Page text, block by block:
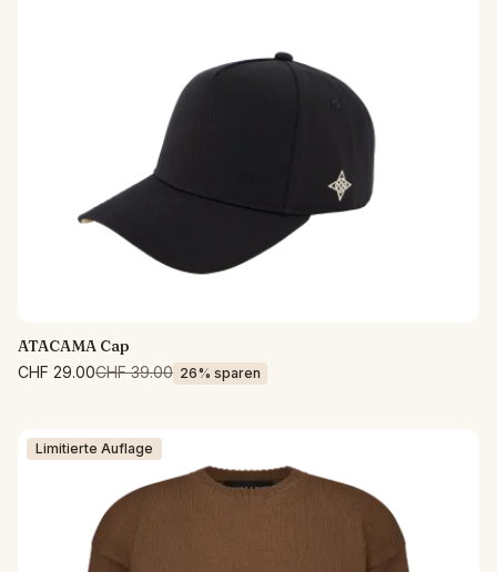
ATACAMA Cap
CHF 29.00CHF 39.00 26% sparen
Limitierte Auflage